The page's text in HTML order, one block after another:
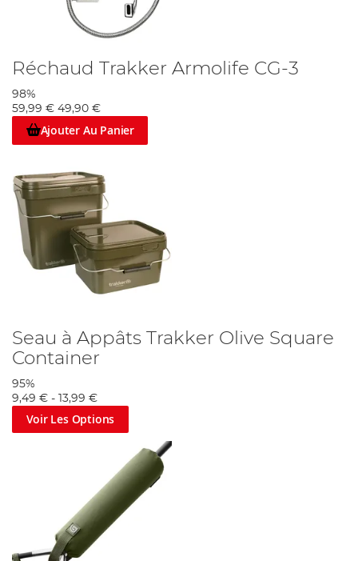
Réchaud Trakker Armolife CG-3
98%
59,99 € 49,90 €
Ajouter Au Panier
Seau à Appâts Trakker Olive Square
Container
95%
9,49 € - 13,99 €
Voir Les Options